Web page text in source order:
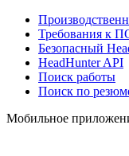
Требования к
Безопасный
HeadHunter API
Поиск работы
Поиск по
Мобильное